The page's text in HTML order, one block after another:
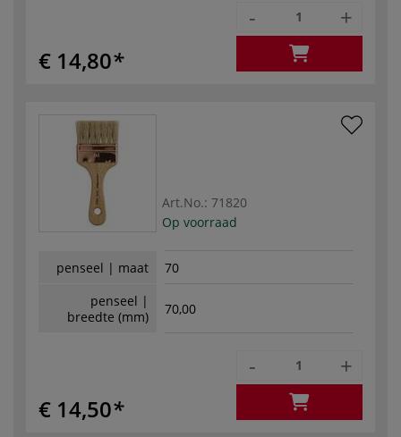
€ 14,80
- +
Art.No.: 71820
Op voorraad
penseel | maat
70
penseel |
breedte (mm)
70,00
€ 14,50
- +